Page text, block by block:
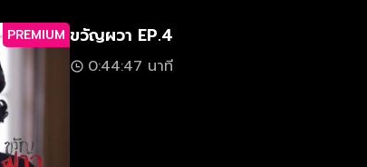
PREMIUM ขวัญผวา EP.4
0:44:47 นาที